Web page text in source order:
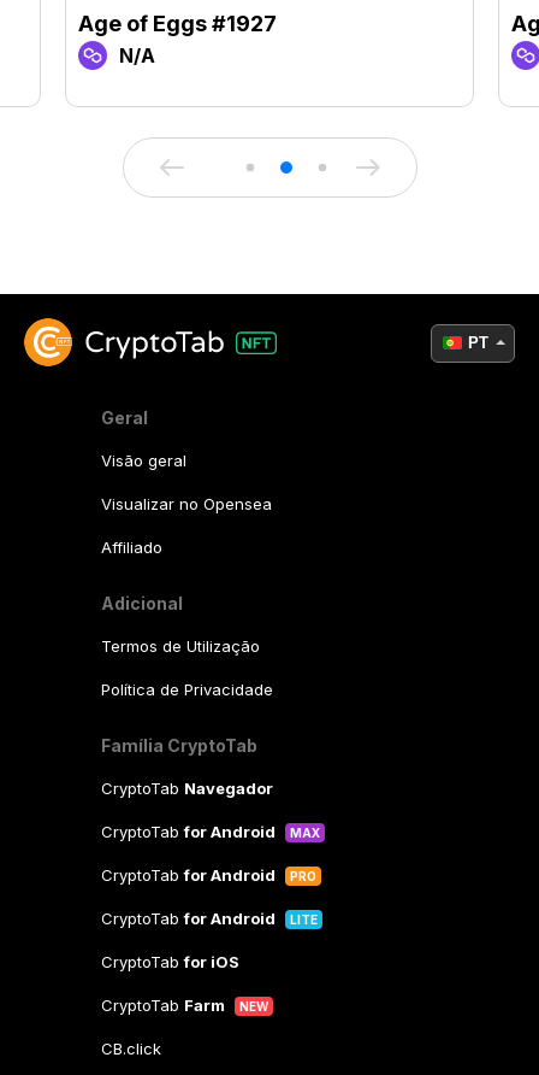
Age of Eggs #1927
N/A
Geral
Visão geral
Visualizar no Opensea
Affiliado
Adicional
Termos de Utilização
Política de Privacidade
Família CryptoTab
CryptoTab Navegador
CryptoTabfor Android MAX
CryptoTabfor Android PRO
CryptoTabfor Android LITE
CryptoTabfor iOS
CryptoTab Farm NEW
CB.click
PT